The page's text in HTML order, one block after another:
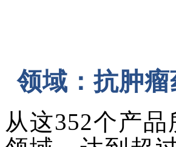
领域：抗肿
从这352个产